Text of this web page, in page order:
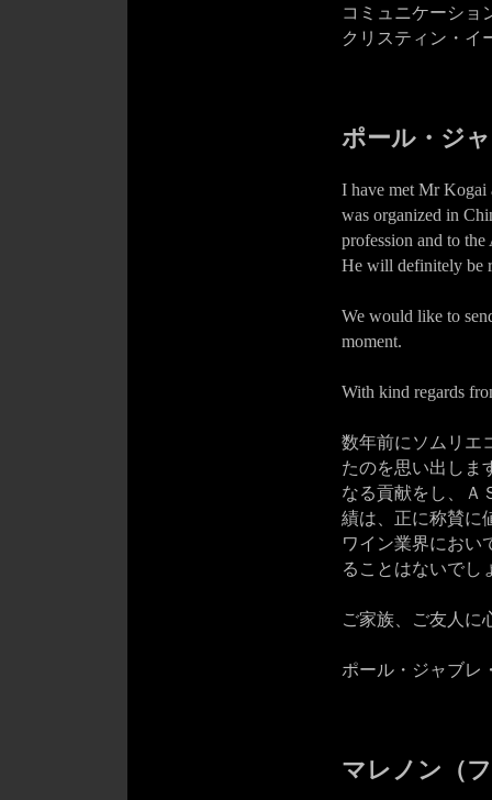
コミュニケーショ
クリスティン・イ
ポール・ジ
I have met Mr Kogai
was organized in
profession and to
He will definitely be
We would like to
moment.
With kind regards
数年前にソムリエ
たのを思い出しま
なる貢献をし、Ａ
績は、正に称賛に
ワイン業界におい
ることはないでし
ご家族、ご友人に
ポール・ジャブレ
マレノン（